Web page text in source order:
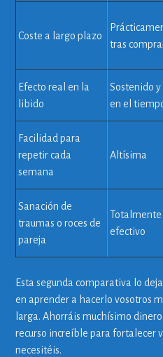
Coste a largo plazo
tras
Efecto real en la
libido
Sostenido
en el
Facilidad para
repetir cada
semana
Altísima
Sanación de
traumas o roces de
pareja
efectivo
Esta segunda comparativa lo
en aprender a hacerlo vosotros
larga. Ahorráis muchísimo
recurso increíble para fortalecer
necesitéis.